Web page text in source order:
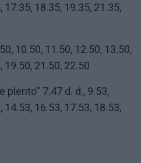
17.35, 18.35, 19.35, 21.35,
10.50, 11.50, 12.50, 13.50,
19.50, 21.50, 22.50
plento“ 7.47 d. d., 9.53,
14.53, 16.53, 17.53, 18.53,